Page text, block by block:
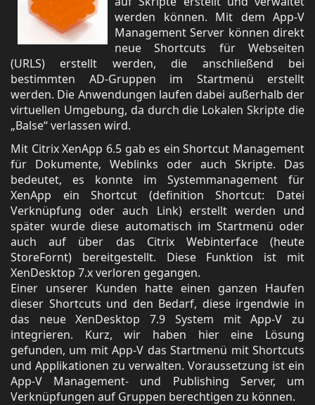
werden können. Mit dem App-V
Management Server können direkt
neue Shortcuts für Webseiten
(URLS) erstellt werden, die anschließend bei
bestimmten AD-Gruppen im Startmenü erstellt
werden. Die Anwendungen laufen dabei außerhalb der
virtuellen Umgebung, da durch die Lokalen Skripte die
„Balse“ verlassen wird.
Mit Citrix XenApp 6.5 gab es ein Shortcut Management
für Dokumente, Weblinks oder auch Skripte. Das
bedeutet, es konnte im Systemmanagement für
XenApp ein Shortcut (definition Shortcut: Datei
Verknüpfung oder auch Link) erstellt werden und
später wurde diese automatisch im Startmenü oder
auch auf über das Citrix Webinterface (heute
StoreFornt) bereitgestellt. Diese Funktion ist mit
XenDesktop 7.x verloren gegangen.
Einer unserer Kunden hatte einen ganzen Haufen
dieser Shortcuts und den Bedarf, diese irgendwie in
das neue XenDesktop 7.9 System mit App-V zu
integrieren. Kurz, wir haben hier eine Lösung
gefunden, um mit App-V das Startmenü mit Shortcuts
und Applikationen zu verwalten. Voraussetzung ist ein
App-V Management- und Publishing Server, um
Verknüpfungen auf Gruppen berechtigen zu können.